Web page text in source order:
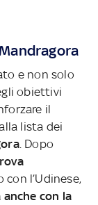
e non solo
obiettivi
il
lista dei
. Dopo
l’Udinese,
anche con la